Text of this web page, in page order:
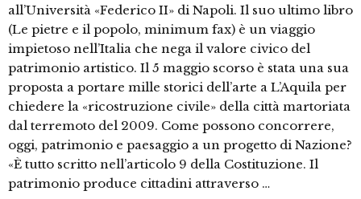
all’Università «Federico II» di Napoli. Il suo ultimo libro
(Le pietre e il popolo, minimum fax) è un viaggio
impietoso nell’Italia che nega il valore civico del
patrimonio artistico. Il 5 maggio scorso è stata una sua
proposta a portare mille storici dell’arte a L’Aquila per
chiedere la «ricostruzione civile» della città martoriata
dal terremoto del 2009. Come possono concorrere,
oggi, patrimonio e paesaggio a un progetto di Nazione?
«È tutto scritto nell’articolo 9 della Costituzione. Il
patrimonio produce cittadini attraverso …